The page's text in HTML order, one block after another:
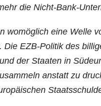
die Nicht-Bank-
womög­lich eine Wel­le
Die EZB-Poli­tik des
der Staa­ten in
anstatt zu